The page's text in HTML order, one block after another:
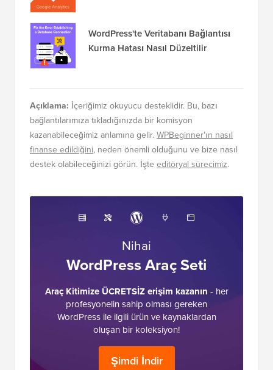
WordPress'te Veritabanı Bağlantısı
Kurma Hatası Nasıl Düzeltilir
Açıklama: İçeriğimiz okuyucu desteklidir. Bu, bazı
bağlantılarımıza tıkladığınızda bir komisyon
kazanabileceğimiz anlamına gelir.WPBeginner'ın nasıl
finanse edildiğini, neden önemli olduğunu ve bize nasıl
destek olabileceğinizi görün. İşte editöryal sürecimiz.
Nihai
WordPress Araç Seti
Araç Kitimize ÜCRETSİZ erişim kazanın - her
profesyonelin sahip olması gereken
WordPress ile ilgili ürün ve kaynaklardan
oluşan bir koleksiyon!
Şimdi İndir